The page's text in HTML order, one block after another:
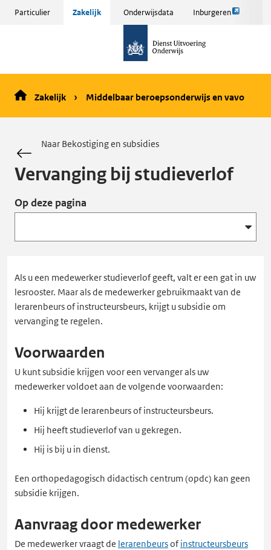
Sla
naar
inhoud
Particulier Zakelijk Onderwijsdata Inburgeren
Link
pagina
de
Zakelijk Middelbaar beroepsonderwijs en vavo
Naar Bekostiging en subsidies
Vervanging bij studieverlof
Op deze pagina
Als u een medewerker studieverlof geeft, valt er een gat in uw
lesrooster. Maar als de medewerker gebruikmaakt van de
lerarenbeurs of instructeursbeurs, krijgt u subsidie om
vervanging te regelen.
Voorwaarden
U kunt subsidie krijgen voor een vervanger als uw
medewerker voldoet aan de volgende voorwaarden:
Hij krijgt de lerarenbeurs of instructeursbeurs.
Hij heeft studieverlof van u gekregen.
Hij is bij u in dienst.
Een orthopedagogisch didactisch centrum (opdc) kan geen
subsidie krijgen.
Aanvraag door medewerker
De medewerker vraagt de lerarenbeursofinstructeursbeurs